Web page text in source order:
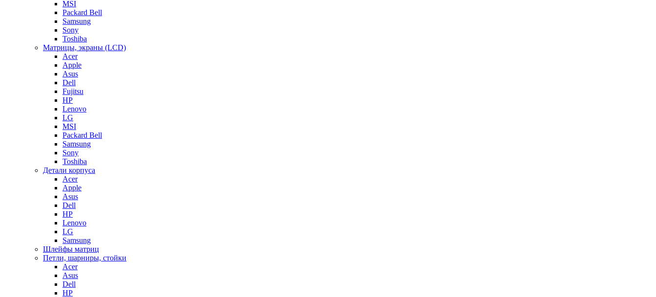
MSI
Packard Bell
Samsung
Sony
Toshiba
Матрицы, экраны (LCD)
Acer
Apple
Asus
Dell
Fujitsu
HP
Lenovo
LG
MSI
Packard Bell
Samsung
Sony
Toshiba
Детали корпуса
Acer
Apple
Asus
Dell
HP
Lenovo
LG
Samsung
Шлейфы матриц
Петли, шарниры, стойки
Acer
Asus
Dell
HP